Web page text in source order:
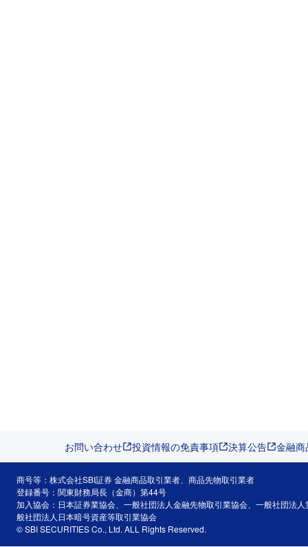
お問い合わせ 投資情報の免責事項 決算公告 金融
商号等：株式会社SBI証券 金融商品取引業者、商品先物取引業者
登録番号：関東財務局長（金商）第44号
加入協会：日本証券業協会、一般社団法人金融先物取引業協会、一般社団法
般社団法人日本暗号資産等取引業協会
© SBI SECURITIES Co., Ltd. ALL Rights Reserved.